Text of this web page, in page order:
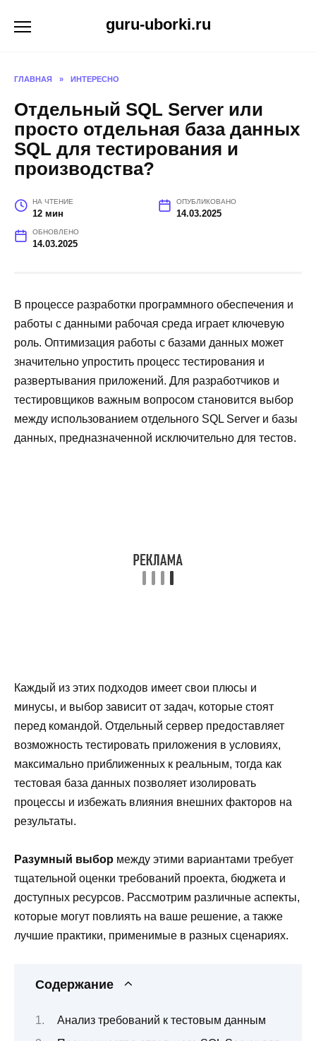
guru-uborki.ru
ГЛАВНАЯ » ИНТЕРЕСНО
Отдельный SQL Server или
просто отдельная база данных
SQL для тестирования и
производства?
НА ЧТЕНИЕ
12 мин
ОПУБЛИКОВАНО
14.03.2025
ОБНОВЛЕНО
14.03.2025
В процессе разработки программного обеспечения и
работы с данными рабочая среда играет ключевую
роль. Оптимизация работы с базами данных может
значительно упростить процесс тестирования и
развертывания приложений. Для разработчиков и
тестировщиков важным вопросом становится выбор
между использованием отдельного SQL Server и базы
данных, предназначенной исключительно для тестов.
Каждый из этих подходов имеет свои плюсы и
минусы, и выбор зависит от задач, которые стоят
перед командой. Отдельный сервер предоставляет
возможность тестировать приложения в условиях,
максимально приближенных к реальным, тогда как
тестовая база данных позволяет изолировать
процессы и избежать влияния внешних факторов на
результаты.
Разумный выбор между этими вариантами требует
тщательной оценки требований проекта, бюджета и
доступных ресурсов. Рассмотрим различные аспекты,
которые могут повлиять на ваше решение, а также
лучшие практики, применимые в разных сценариях.
Содержание
Анализ требований к тестовым данным